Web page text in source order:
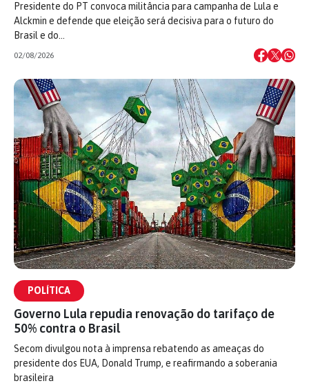
Presidente do PT convoca militância para campanha de Lula e
Alckmin e defende que eleição será decisiva para o futuro do
Brasil e do…
02/08/2026
POLÍTICA
Governo Lula repudia renovação do tarifaço de
50% contra o Brasil
Secom divulgou nota à imprensa rebatendo as ameaças do
presidente dos EUA, Donald Trump, e reafirmando a soberania
brasileira